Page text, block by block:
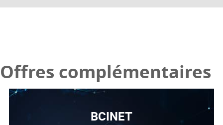
Offres complémentaires
BCINET